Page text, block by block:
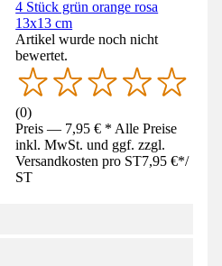
4 Stück grün orange rosa
13x13 cm
Artikel wurde noch nicht
bewertet.
(0)
Preis — 7,95 € * Alle Preise
inkl. MwSt. und ggf. zzgl.
Versandkosten pro ST7,95 €*/
ST